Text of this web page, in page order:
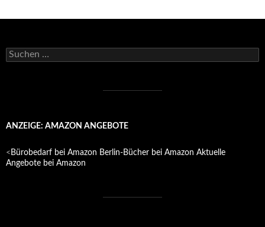
Suchen
nach:
ANZEIGE: AMAZON ANGEBOTE
< Bürobedarf bei Amazon Berlin-Bücher bei Amazon Aktuelle
Angebote bei Amazon